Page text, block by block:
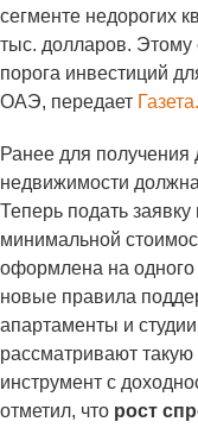
сегменте недорогих
тыс. долларов. Этому
порога инвестиций
ОАЭ, передает
Ранее для
недвижимости
Теперь подать
минимальной
оформлена на одного
новые правила
апартаменты и
рассматривают
инструмент с
отметил, что рост